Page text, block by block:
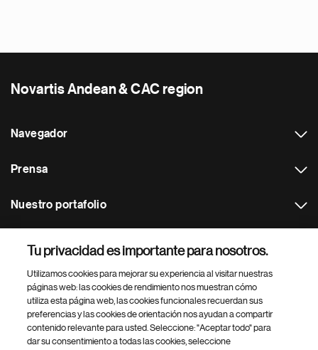
Novartis Andean & CAC region
Navegador
Prensa
Nuestro portafolio
Footer Site Search
Tu privacidad es importante para nosotros.
Utilizamos cookies para mejorar su experiencia al visitar nuestras
páginas web: las cookies de rendimiento nos muestran cómo
utiliza esta página web, las cookies funcionales recuerdan sus
preferencias y las cookies de orientación nos ayudan a compartir
contenido relevante para usted. Seleccione: "Aceptar todo" para
dar su consentimiento a todas las cookies, seleccione